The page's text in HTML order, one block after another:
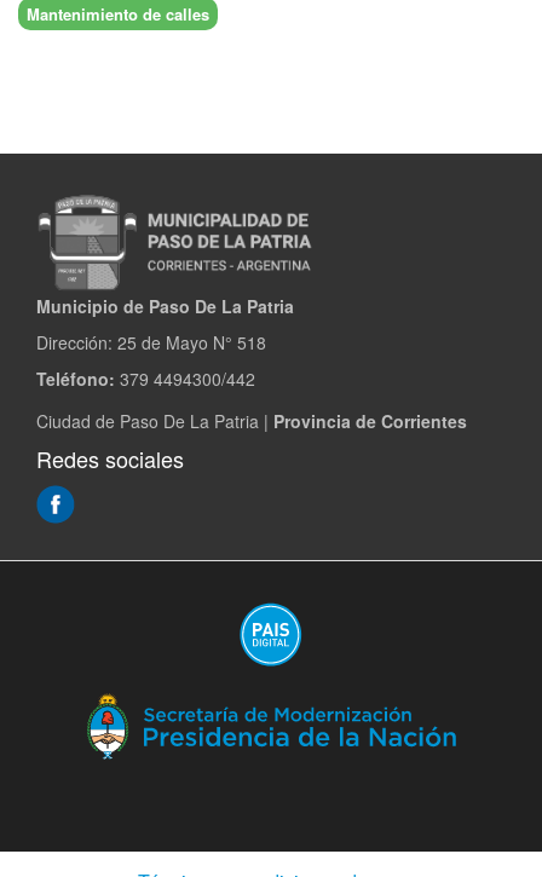
Mantenimiento de calles
Municipio de Paso De La Patria
Dirección: 25 de Mayo N° 518
Teléfono: 379 4494300/442
Ciudad de Paso De La Patria | Provincia de Corrientes
Redes sociales